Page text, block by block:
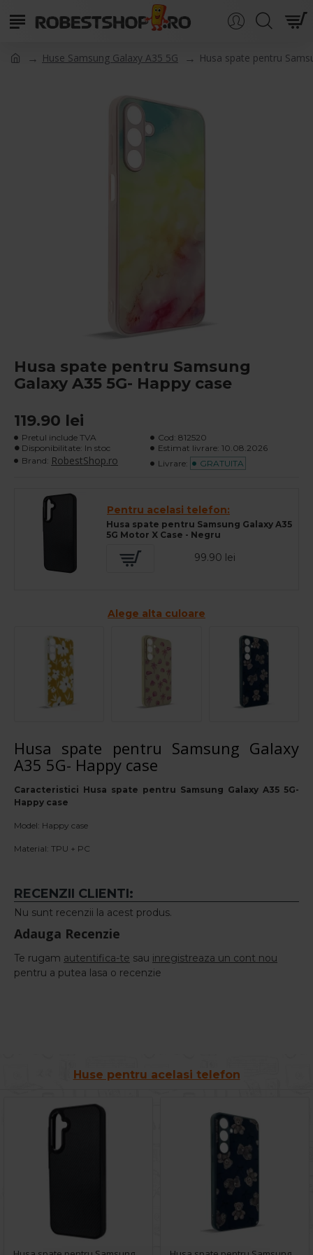
Huse Samsung Galaxy A35 5G Husa spate pentru
Husa spate pentru Samsung
Galaxy A35 5G- Happy case
119.90 lei
Pretul include TVA
Disponibilitate: In stoc
Brand: RobestShop.ro
Cod: 812520
Estimat livrare: 10.08.2026
Livrare:
GRATUITA
Pentru acelasi telefon:
Husa spate pentru Samsung Galaxy A35
5G Motor X Case - Negru
99.90 lei
Alege alta culoare
Husa spate pentru Samsung Galaxy
A35 5G- Happy case
Caracteristici Husa spate pentru Samsung Galaxy A35 5G-
Happy case
Model: Happy case
Material: TPU + PC
RECENZII CLIENTI:
Nu sunt recenzii la acest produs.
Adauga Recenzie
Te rugam autentifica-te sau inregistreaza un cont nou
pentru a putea lasa o recenzie
Huse pentru acelasi telefon